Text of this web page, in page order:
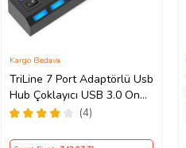
TriLine 7 Port Adaptörlü Usb
Hub Çoklayıcı USB 3.0 On
Off Tuşlu
(4)
Kargo Bedava